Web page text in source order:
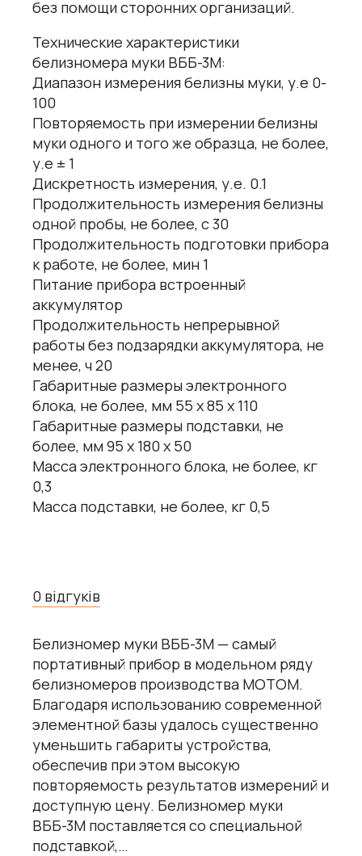
без помощи сторонних организаций.
Технические характеристики
белизномера муки ВББ-3М:
Диапазон измерения белизны муки, у.е 0-
100
Повторяемость при измерении белизны
муки одного и того же образца, не более,
у.е ± 1
Дискретность измерения, у.е. 0.1
Продолжительность измерения белизны
одной пробы, не более, с 30
Продолжительность подготовки прибора
к работе, не более, мин 1
Питание прибора встроенный
аккумулятор
Продолжительность непрерывной
работы без подзарядки аккумулятора, не
менее, ч 20
Габаритные размеры электронного
блока, не более, мм 55 х 85 х 110
Габаритные размеры подставки, не
более, мм 95 х 180 х 50
Масса электронного блока, не более, кг
0,3
Масса подставки, не более, кг 0,5
0 відгуків
Белизномер муки ВББ-3М — самый
портативный прибор в модельном ряду
белизномеров производства МОТОМ.
Благодаря использованию современной
элементной базы удалось существенно
уменьшить габариты устройства,
обеспечив при этом высокую
повторяемость результатов измерений и
доступную цену. Белизномер муки
ВББ-3М поставляется со специальной
подставкой,…